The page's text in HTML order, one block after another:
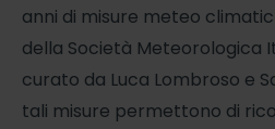
anni di misure meteo
della Società Meteorologica
curato da Luca Lombroso e
tali misure permettono di